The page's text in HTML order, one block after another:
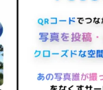
・ガジェット